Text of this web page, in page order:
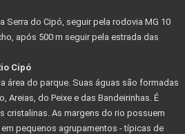
Serra do Cipó, seguir pela rodovia MG 10
após 500 m seguir pela estrada das
Cipó
área do parque. Suas águas são formadas
Areias, do Peixe e das Bandeirinhas. É
cristalinas. As margens do rio possuem
pequenos agrupamentos - típicas de